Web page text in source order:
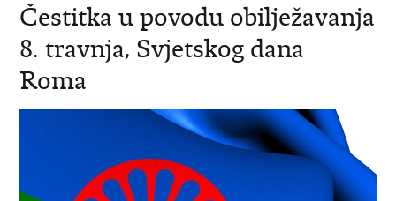
Čestitka u povodu obilježavanja
8. travnja, Svjetskog dana
Roma